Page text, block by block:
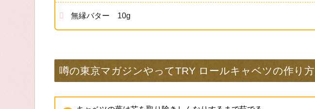
無縁バター 10g
噂の東京マガジンやってTRY ロールキャベツの作り方